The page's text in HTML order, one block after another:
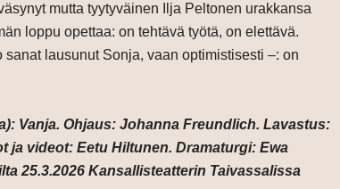
mutta tyytyväinen Ilja Peltonen urakkansa
loppu opettaa: on tehtävä työtä, on elettävä.
lausunut Sonja, vaan optimistisesti –: on
Vanja. Ohjaus: Johanna Freundlich. Lavastus:
ja videot: Eetu Hiltunen. Dramaturgi: Ewa
25.3.2026 Kansallisteatterin Taivassalissa